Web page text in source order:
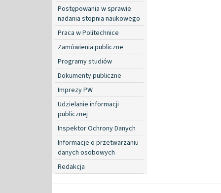
Postępowania w sprawie
nadania stopnia naukowego
Praca w Politechnice
Zamówienia publiczne
Programy studiów
Dokumenty publiczne
Imprezy PW
Udzielanie informacji
publicznej
Inspektor Ochrony Danych
Informacje o przetwarzaniu
danych osobowych
Redakcja